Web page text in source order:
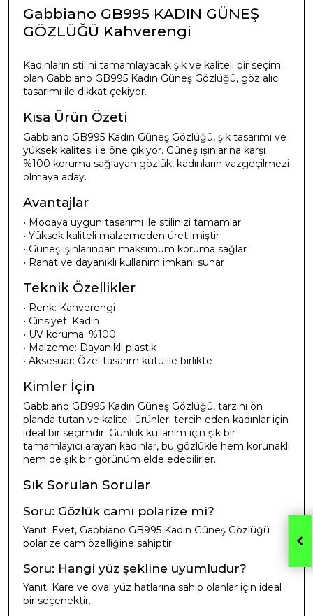
Gabbiano GB995 KADIN GÜNEŞ
GÖZLÜĞÜ Kahverengi
Kadınların stilini tamamlayacak şık ve kaliteli bir seçim
olan Gabbiano GB995 Kadın Güneş Gözlüğü, göz alıcı
tasarımı ile dikkat çekiyor.
Kısa Ürün Özeti
Gabbiano GB995 Kadın Güneş Gözlüğü, şık tasarımı ve
yüksek kalitesi ile öne çıkıyor. Güneş ışınlarına karşı
%100 koruma sağlayan gözlük, kadınların vazgeçilmezi
olmaya aday.
Avantajlar
• Modaya uygun tasarımı ile stilinizi tamamlar
• Yüksek kaliteli malzemeden üretilmiştir
• Güneş ışınlarından maksimum koruma sağlar
• Rahat ve dayanıklı kullanım imkanı sunar
Teknik Özellikler
• Renk: Kahverengi
• Cinsiyet: Kadın
• UV koruma: %100
• Malzeme: Dayanıklı plastik
• Aksesuar: Özel tasarım kutu ile birlikte
Kimler İçin
Gabbiano GB995 Kadın Güneş Gözlüğü, tarzını ön
planda tutan ve kaliteli ürünleri tercih eden kadınlar için
ideal bir seçimdir. Günlük kullanım için şık bir
tamamlayıcı arayan kadınlar, bu gözlükle hem korunaklı
hem de şık bir görünüm elde edebilirler.
Sık Sorulan Sorular
Soru: Gözlük camı polarize mi?
Yanıt: Evet, Gabbiano GB995 Kadın Güneş Gözlüğü
polarize cam özelliğine sahiptir.
Soru: Hangi yüz şekline uyumludur?
Yanıt: Kare ve oval yüz hatlarına sahip olanlar için ideal
bir seçenektir.